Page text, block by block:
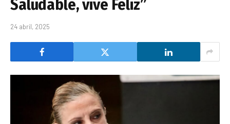
Saludable, vive Feliz”
24 abril, 2025